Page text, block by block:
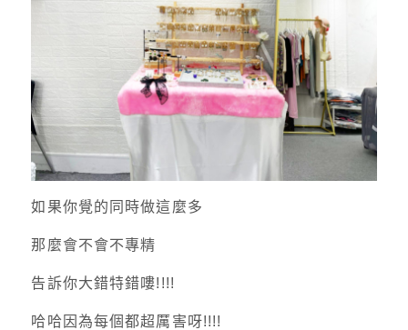
如果你覺的同時做這麼多
那麼會不會不專精
告訴你大錯特錯嘍!!!!
哈哈因為每個都超厲害呀!!!!